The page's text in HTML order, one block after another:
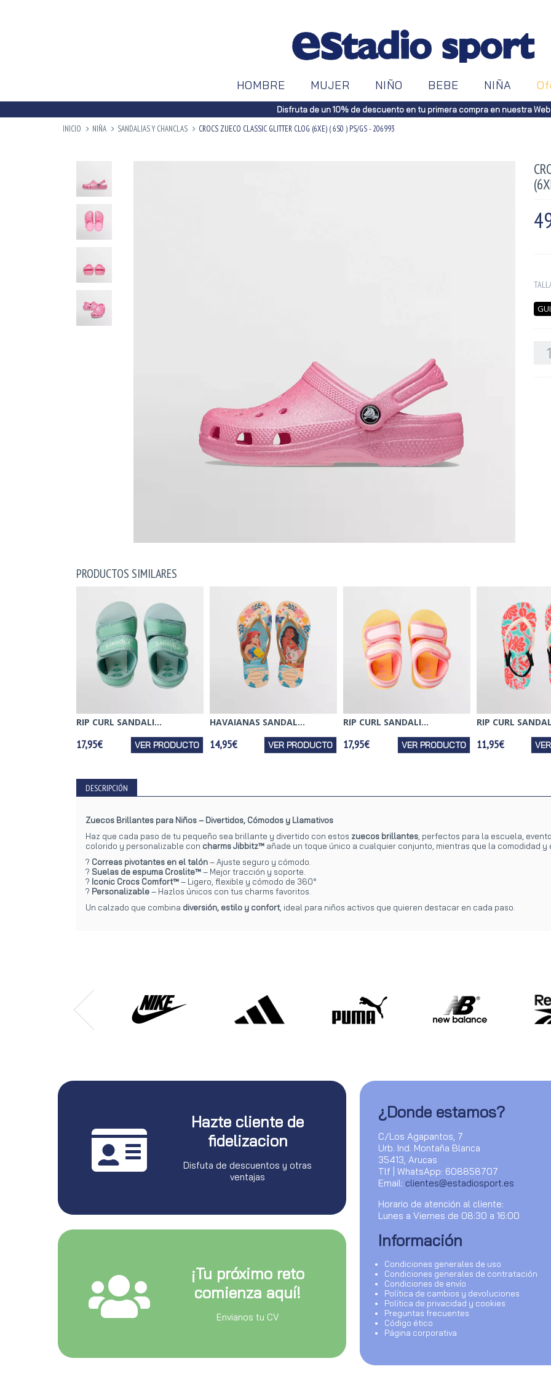
HOMBRE MUJER NIÑO BEBE NIÑA
Disfruta de un 10% de descuento en tu primera compra en nuestra Web
INICIO NIÑA SANDALIAS Y CHANCLAS CROCS ZUECO CLASSIC GLITTER CLOG (6XE) ( 6S0 ) PS/GS - 206993
PRODUCTOS SIMILARES
RIP CURL SANDALI...
17,95€ VER PRODUCTO
HAVAIANAS SANDAL...
14,95€ VER PRODUCTO
RIP CURL SANDALI...
17,95€ VER PRODUCTO
RIP CURL
11,95€
DESCRIPCIÓN
Zuecos Brillantes para Niños – Divertidos, Cómodos y Llamativos
Haz que cada paso de tu pequeño sea brillante y divertido con estos zuecos brillantes , perfectos para la escuela,
colorido y personalizable con charms Jibbitz™ añade un toque único a cualquier conjunto, mientras que la comodidad y
? Correas pivotantes en el talón– Ajuste seguro y cómodo.
? Suelas de espuma Croslite™– Mejor tracción y soporte.
? Iconic Crocs Comfort™– Ligero, flexible y cómodo de 360°
? Personalizable– Hazlos únicos con tus charms favoritos.
Un calzado que combina diversión, estilo y confort, ideal para niños activos que quieren destacar en cada paso.
Hazte cliente de
fidelizacion
Disfuta de descuentos y otras
ventajas
¡Tu próximo reto
comienza aquí!
Envianos tu CV
¿Donde estamos?
C/Los Agapantos, 7
Urb. Ind. Montaña Blanca
35413, Arucas
Tlf | WhatsApp: 608858707
Email: clientes@estadiosport.es
Horario de atención al cliente:
Lunes a Viernes de 08:30 a 16:00
Información
Condiciones generales de uso
Condiciones generales de contratación
Condiciones de envío
Política de cambios y devoluciones
Política de privacidad y cookies
Preguntas frecuentes
Código ético
Página corporativa